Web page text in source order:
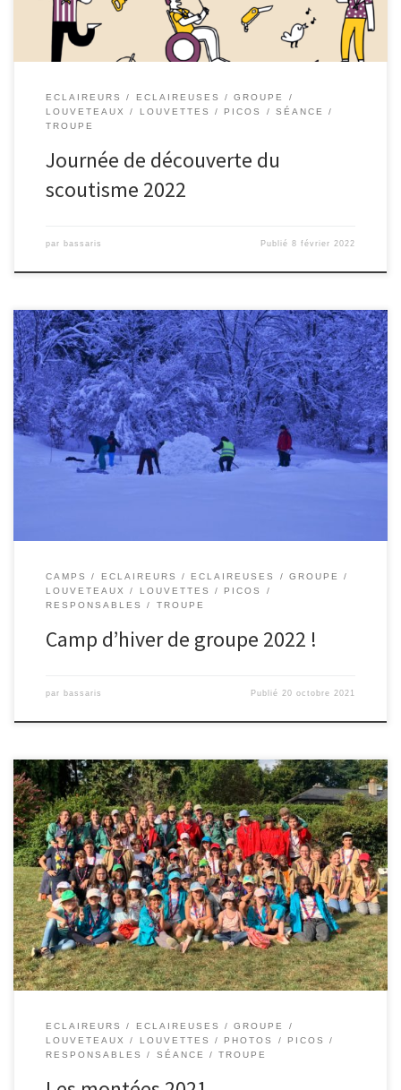
ECLAIREURS ECLAIREUSES
GROUPE
LOUVETEAUX
LOUVETTES PICOS
SÉANCE
TROUPE
Journée de découverte du
scoutisme 2022
par bassaris Publié8 février 2022
CAMPS ECLAIREURS ECLAIREUSES
GROUPE
LOUVETEAUX
LOUVETTES
PICOS
RESPONSABLES
TROUPE
Camp d’hiver de groupe 2022 !
par bassaris Publié20 octobre 2021
ECLAIREURS ECLAIREUSES
GROUPE
LOUVETEAUX
LOUVETTES PHOTOS
PICOS
RESPONSABLES
SÉANCE TROUPE